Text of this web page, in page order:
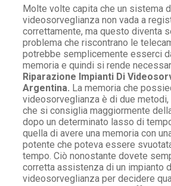
Molte volte capita che un sistema
videosorveglianza non vada a
correttamente, ma questo diventa
problema che riscontrano le
potrebbe semplicemente esserci
memoria e quindi si rende
Riparazione Impianti Di
Argentina. La memoria che
videosorveglianza è di due metodi,
che si consiglia maggiormente
dopo un determinato lasso di
quella di avere una memoria con
potente che poteva essere
tempo. Ciò nonostante dovete
corretta assistenza di un impianto
videosorveglianza per decidere